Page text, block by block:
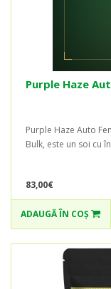
Purple Haze
Purple Haze Auto
Bulk, este un soi cu
83,00€
ADAUGĂ ÎN COŞ